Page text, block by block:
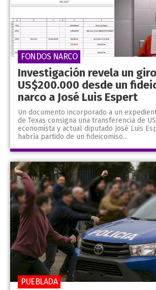
Investigación revela un
US$200.000 desde un
narco a José Luis Espert
Un documento incorporado a un
de Texas consigna una transferencia de
economista y actual diputado José Luis
habría partido de un fideicomiso...
FONDOS NARCO
PUEBLADA